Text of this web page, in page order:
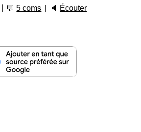
💬5 coms 🔈 Écouter